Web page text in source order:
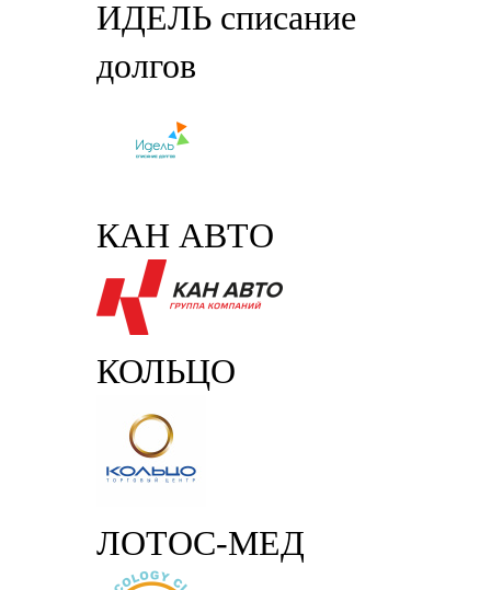
ИДЕЛЬ списание
долгов
КАН АВТО
КОЛЬЦО
ЛОТОС-МЕД